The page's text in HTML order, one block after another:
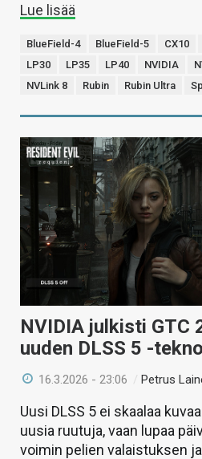
Lue lisää
BlueField-4 BlueField-5 CX10
LP30
LP35 LP40 NVIDIA
NVLink 8
Rubin Rubin Ultra
NVIDIA julkisti GTC
uuden DLSS 5 -
16.3.2026 - 23:06 /Petrus
Uusi DLSS 5 ei skaalaa
uusia ruutuja, vaan lupaa
voimin pelien valaistuksen